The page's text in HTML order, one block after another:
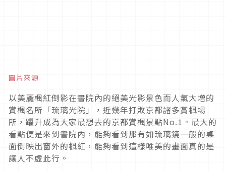
圖片來源
以美麗楓紅倒影在書院內的絕美光影景色而人氣大增的
賞楓名所「琉璃光院」，近幾年打敗京都諸多賞楓場
所，躍升成為大家最想去的京都賞楓景點No.1。最大的
看點便是來到書院內，能夠看到那有如琉璃鏡一般的桌
面倒映出窗外的楓紅，能夠看到這樣唯美的畫面真的是
讓人不虛此行。